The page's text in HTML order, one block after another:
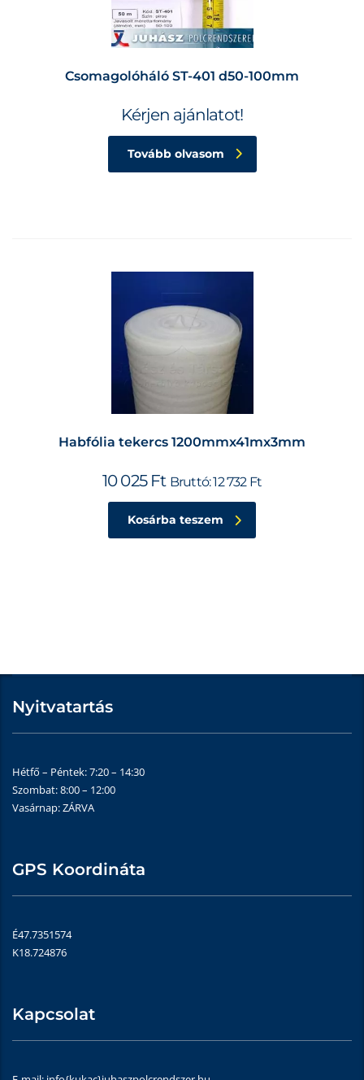
Csomagolóháló ST-401 d50-100mm
Kérjen ajánlatot!
Tovább olvasom
Habfólia tekercs 1200mmx41mx3mm
10 025 Ft Bruttó:12 732 Ft
Kosárba teszem
Nyitvatartás
Hétfő – Péntek: 7:20 – 14:30
Szombat: 8:00 – 12:00
Vasárnap: ZÁRVA
GPS Koordináta
É47.7351574
K18.724876
Kapcsolat